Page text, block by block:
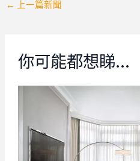
← 上一篇新聞
你可能都想睇…